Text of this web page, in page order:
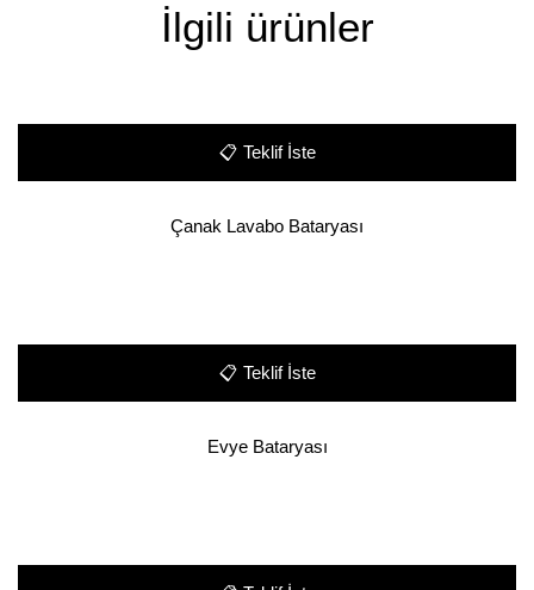
İlgili ürünler
📋 Teklif İste
Çanak Lavabo Bataryası
📋 Teklif İste
Evye Bataryası